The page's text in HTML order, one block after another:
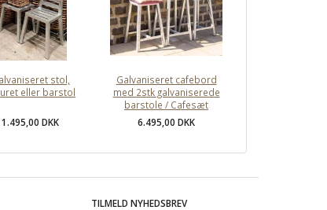
stol,
eller barstol
1.495,00 DKK
Galvaniseret cafebord
med 2stk galvaniserede
barstole / Cafesæt
6.495,00 DKK
TILMELD NYHEDSBREV